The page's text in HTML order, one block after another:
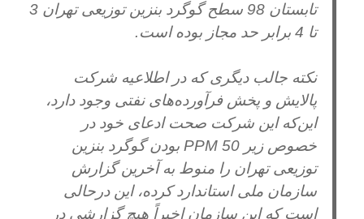
تابستان 98 سطح گوگرد بنزین توزیعی تهران 3
تا 4 برابر حد مجاز بوده است.
نکته جالب دیگری که در اطلاعیه شرکت
پالایش و پخش فرآورده‌های نفتی وجود دارد،
این‌که این شرکت صحت ادعای خود در
خصوص زیر 50 PPM بودن گوگرد بنزین
توزیعی تهران را منوط به آخرین گزارش
سازمان ملی استاندارد کرده، این درحالی
است که این سازمان اخیراً هیچ گزارشی در